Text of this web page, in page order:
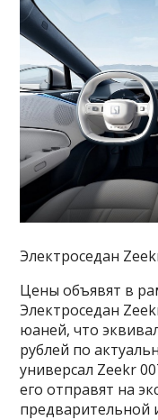
Электроседан
Цены объявят в
Электроседан
юаней, что
рублей по
универсал Zeekr
его отправят на
предварительной